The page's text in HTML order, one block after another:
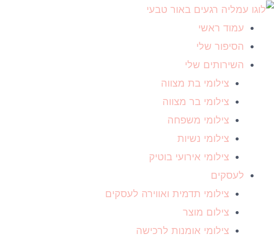
דילוג
לתוכן
עמוד ראשי
הסיפור שלי
השירותים שלי
צילומי בת מצווה
צילומי בר מצווה
צילומי משפחה
צילומי נשיות
צילומי אירועי בוטיק
לעסקים
צילומי תדמית ואווירה לעסקים
צילום מוצר
צילומי אומנות לרכישה